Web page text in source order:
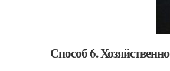
Способ 6.